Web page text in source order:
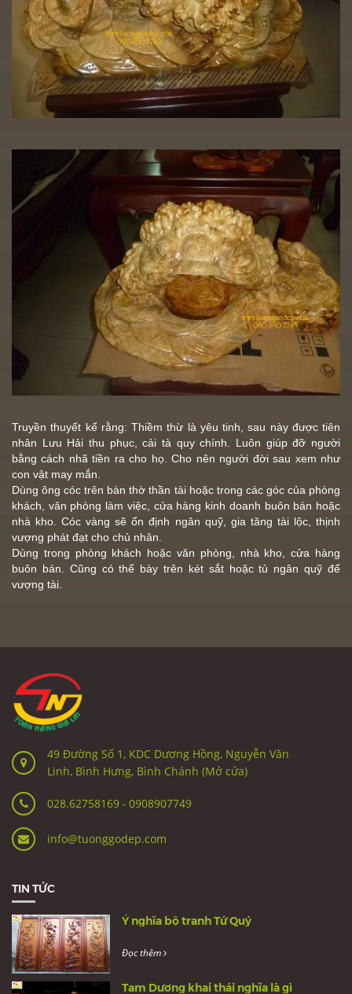
Truyền thuyết kể rằng: Thiềm thừ là yêu tinh, sau này được tiên
nhân Lưu Hải thu phục, cải tà quy chính. Luôn giúp đỡ người
bằng cách nhã tiền ra cho họ. Cho nên người đời sau xem như
con vật may mắn.
Dùng ông cóc trên bàn thờ thần tài hoặc trong các góc của phòng
khách, văn phòng làm việc, cửa hàng kinh doanh buôn bán hoặc
nhà kho. Cóc vàng sẽ ổn định ngân quỹ, gia tăng tài lộc, thịnh
vượng phát đạt cho chủ nhân.
Dùng trong phòng khách hoặc văn phòng, nhà kho, cửa hàng
buôn bán. Cũng có thể bày trên két sắt hoặc tủ ngân quỹ để
vượng tài.
49 Đường Số 1, KDC Dương Hồng, Nguyễn Văn
Linh, Bình Hưng, Bình Chánh (Mở cửa)
028.62758169 - 0908907749
info@tuonggodep.com
TIN TỨC
Ý nghĩa bộ tranh Tứ Quý
Đọc thêm
Tam Dương khai thái nghĩa là gì